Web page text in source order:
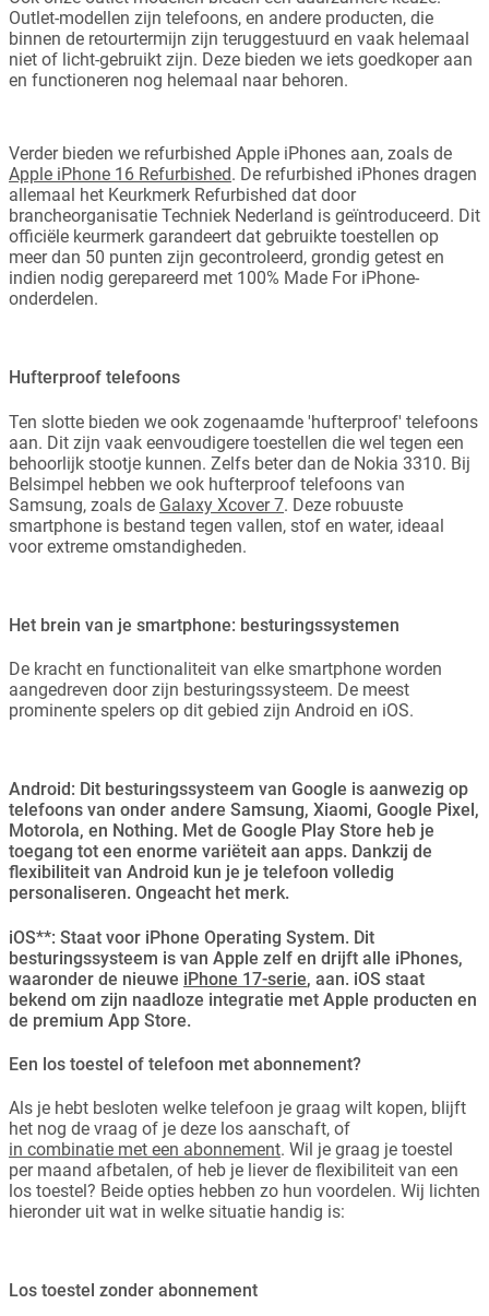
Outlet-modellen zijn telefoons, en andere producten, die
binnen de retourtermijn zijn teruggestuurd en vaak helemaal
niet of licht-gebruikt zijn. Deze bieden we iets goedkoper aan
en functioneren nog helemaal naar behoren.
Verder bieden we refurbished Apple iPhones aan, zoals de
Apple iPhone 16 Refurbished. De refurbished iPhones dragen
allemaal het Keurkmerk Refurbished dat door
brancheorganisatie Techniek Nederland is geïntroduceerd. Dit
officiële keurmerk garandeert dat gebruikte toestellen op
meer dan 50 punten zijn gecontroleerd, grondig getest en
indien nodig gerepareerd met 100% Made For iPhone-
onderdelen.
Hufterproof telefoons
Ten slotte bieden we ook zogenaamde 'hufterproof' telefoons
aan. Dit zijn vaak eenvoudigere toestellen die wel tegen een
behoorlijk stootje kunnen. Zelfs beter dan de Nokia 3310. Bij
Belsimpel hebben we ook hufterproof telefoons van
Samsung, zoals de Galaxy Xcover 7. Deze robuuste
smartphone is bestand tegen vallen, stof en water, ideaal
voor extreme omstandigheden.
Het brein van je smartphone: besturingssystemen
De kracht en functionaliteit van elke smartphone worden
aangedreven door zijn besturingssysteem. De meest
prominente spelers op dit gebied zijn Android en iOS.
Android: Dit besturingssysteem van Google is aanwezig op
telefoons van onder andere Samsung, Xiaomi, Google Pixel,
Motorola, en Nothing. Met de Google Play Store heb je
toegang tot een enorme variëteit aan apps. Dankzij de
flexibiliteit van Android kun je je telefoon volledig
personaliseren. Ongeacht het merk.
iOS**: Staat voor iPhone Operating System. Dit
besturingssysteem is van Apple zelf en drijft alle iPhones,
waaronder de nieuwe iPhone 17-serie, aan. iOS staat
bekend om zijn naadloze integratie met Apple producten en
de premium App Store.
Een los toestel of telefoon met abonnement?
Als je hebt besloten welke telefoon je graag wilt kopen, blijft
het nog de vraag of je deze los aanschaft, of
in combinatie met een abonnement. Wil je graag je toestel
per maand afbetalen, of heb je liever de flexibiliteit van een
los toestel? Beide opties hebben zo hun voordelen. Wij lichten
hieronder uit wat in welke situatie handig is:
Los toestel zonder abonnement